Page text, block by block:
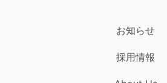
お知らせ
採用情報